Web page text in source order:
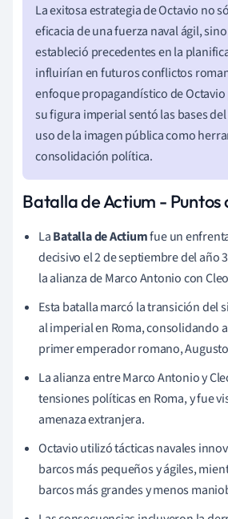
La exitosa estrategia de Octavio no
eficacia de una fuerza naval ágil,
estableció precedentes en la
influirían en futuros conflictos
enfoque propagandístico de
su figura imperial sentó las bases
uso de la imagen pública como
consolidación política.
Batalla de Actium - Puntos
LaBatalla de Actiumfue un
decisivo el 2 de septiembre del año
la alianza de Marco Antonio con
Esta batalla marcó la transición del
al imperial en Roma, consolidando
primer emperador romano,
La alianza entre Marco Antonio y
tensiones políticas en Roma, y fue
amenaza extranjera.
Octavio utilizó tácticas navales
barcos más pequeños y ágiles,
barcos más grandes y menos